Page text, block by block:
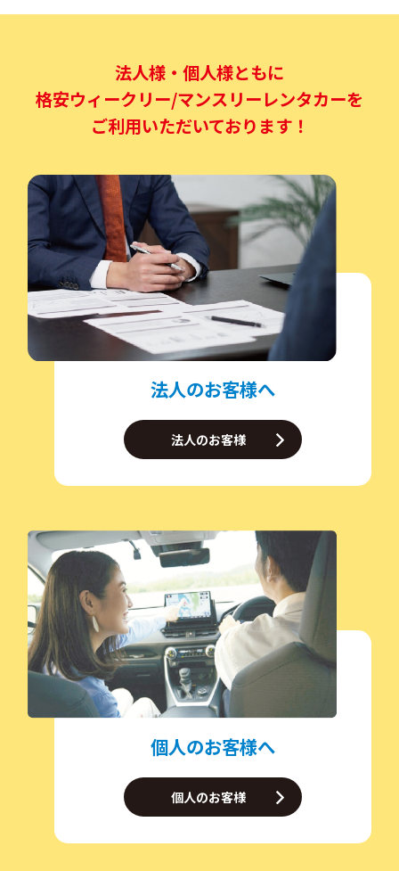
法人様・個人様ともに
格安ウィークリー/マンスリーレンタカーを
ご利用いただいております！
法人のお客様へ
法人のお客様
個人のお客様へ
個人のお客様